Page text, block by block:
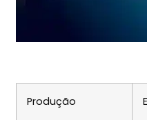
Produção